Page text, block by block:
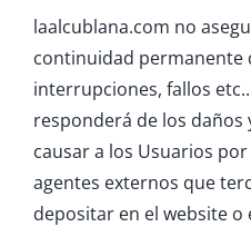
laalcublana.com no
continuidad permanente
interrupciones, fallos
responderá de los daños
causar a los Usuarios
agentes externos que
depositar en el website